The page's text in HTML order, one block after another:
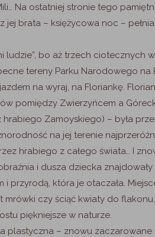
Na ostatniej stronie tego
jej brata – księżycowa noc –
ludzie”, bo aż trzech ciotecznych
tereny Parku Narodowego na
na wyraj, na Floriankę.
pomiędzy Zwierzyńcem a
hrabiego Zamoyskiego) – była
na jej terenie
hrabiego z całego świata… I
i dusza dziecka znajdowały
i przyrodą, która je otaczała.
czy ściąć kwiaty do
piękniejsze w naturze.
plastyczna – znowu zaczarowane